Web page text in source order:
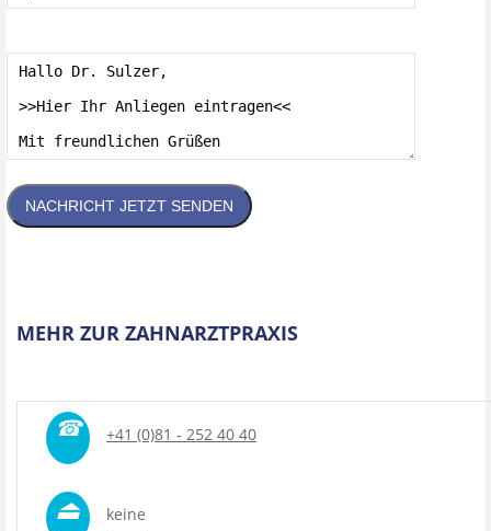
NACHRICHT JETZT SENDEN
MEHR ZUR ZAHNARZTPRAXIS
☎ +41 (0)81 - 252 40 40
⏏
keine